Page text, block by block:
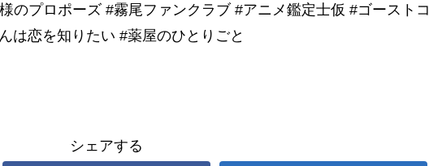
のプロポーズ #霧尾ファンクラブ #アニメ鑑定士仮 #ゴーストコ
は恋を知りたい #薬屋のひとりごと
シェアする